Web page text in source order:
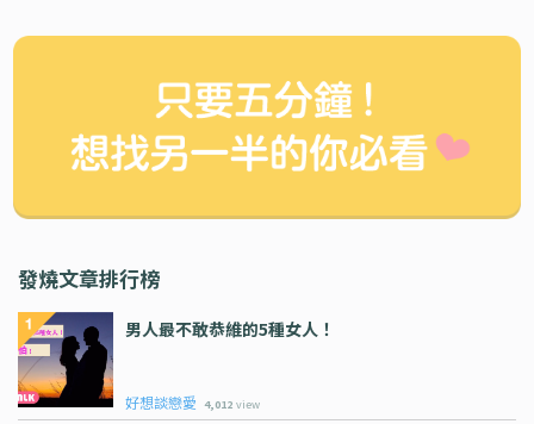
發燒文章排行榜
男人最不敢恭維的5種女人！
好想談戀愛 4,012 view